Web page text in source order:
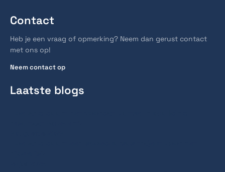
Contact
Heb je een vraag of opmerking? Neem dan gerust contact
met ons op!
Neem contact op
Laatste blogs